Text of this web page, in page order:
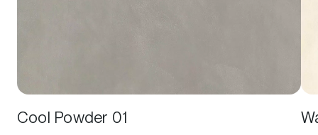
Cool Powder 01